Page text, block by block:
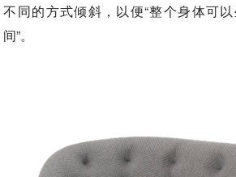
不同的方式倾斜，以便“整个身体可
间”。